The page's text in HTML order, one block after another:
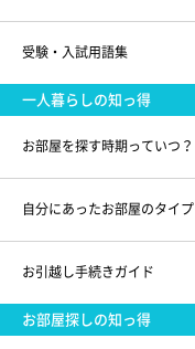
受験・入試用語集
一人暮らしの知っ得
お部屋を探す時期っていつ？
自分にあったお部屋のタイプ
お引越し手続きガイド
お部屋探しの知っ得